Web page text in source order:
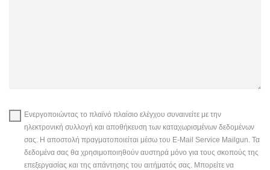
Ενεργοποιώντας το πλαϊνό πλαίσιο ελέγχου συναινείτε με την
ηλεκτρονική συλλογή και αποθήκευση των καταχωρισμένων δεδομένων
σας. Η αποστολή πραγματοποιείται μέσω του E-Mail Service Mailgun. Τα
δεδομένα σας θα χρησιμοποιηθούν αυστηρά μόνο για τους σκοπούς της
επεξεργασίας και της απάντησης του αιτήματός σας. Μπορείτε να